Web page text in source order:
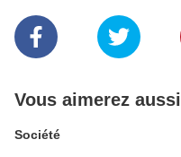
Vous aimerez aussi
Société